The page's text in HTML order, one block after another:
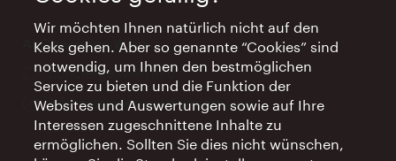
AI Concierge Wien
Ort:
concierge.wien.info
Öffnungszeiten:
Informationen rund um die Uhr
Wir möchten Ihnen natürlich nicht auf den
Keks gehen. Aber so genannte “Cookies” sind
notwendig, um Ihnen den bestmöglichen
Service zu bieten und die Funktion der
Websites und Auswertungen sowie auf Ihre
Interessen zugeschnittene Inhalte zu
ermöglichen. Sollten Sie dies nicht wünschen,